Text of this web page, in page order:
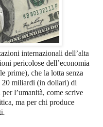
internazionali dell’alta
pericolose dell’economia
prime), che la lotta senza
20 miliardi (in dollari) di
l’umanità, come scrive
ma per chi produce